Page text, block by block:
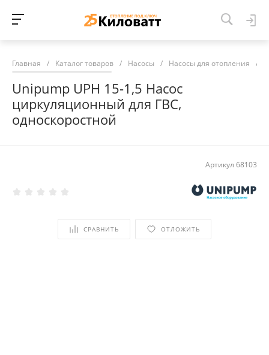
Главная / Каталог товаров / Насосы / Насосы для отопления /
Unipump UPH 15-1,5 Насос
циркуляционный для ГВС,
односкоростной
Артикул 68103
СРАВНИТЬ ОТЛОЖИТЬ